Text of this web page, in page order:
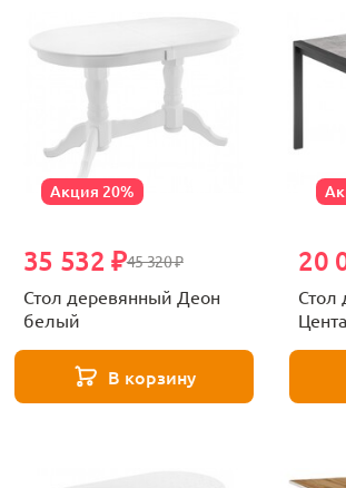
Акция 20%
45 320 ₽
35 532 ₽
Стол деревянный Деон
белый
В корзину
20
Стол